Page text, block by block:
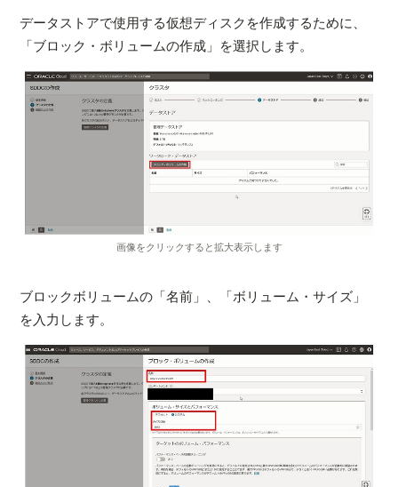
データストアで使用する仮想ディスクを作成するために、
「ブロック・ボリュームの作成」を選択します。
画像をクリックすると拡大表示します
ブロックボリュームの「名前」、「ボリューム・サイズ」
を入力します。